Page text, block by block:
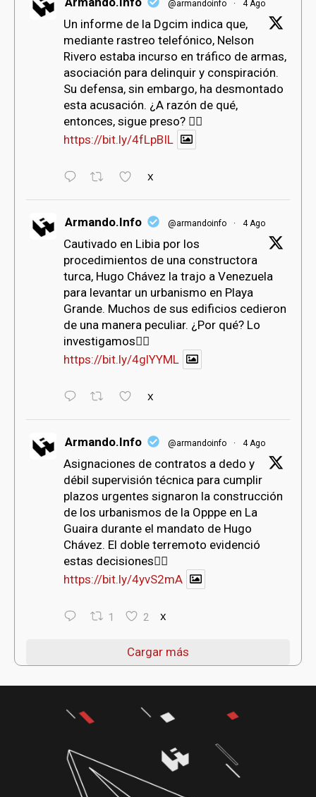
@armandoinfo · 4 Ago
Un informe de la Dgcim indica que,
mediante rastreo telefónico, Nelson
Rivero estaba incurso en tráfico de armas,
asociación para delinquir y conspiración.
Su defensa, sin embargo, ha desmontado
esta acusación. ¿A razón de qué,
entonces, sigue preso? 👇🏻
https://bit.ly/4fLpBIL
X
Armando.Info @armandoinfo · 4 Ago
Cautivado en Libia por los
procedimientos de una constructora
turca, Hugo Chávez la trajo a Venezuela
para levantar un urbanismo en Playa
Grande. Muchos de sus edificios cedieron
de una manera peculiar. ¿Por qué? Lo
investigamos👇🏻
https://bit.ly/4glYYML
X
Armando.Info @armandoinfo · 4 Ago
Asignaciones de contratos a dedo y
débil supervisión técnica para cumplir
plazos urgentes signaron la construcción
de los urbanismos de la Opppe en La
Guaira durante el mandato de Hugo
Chávez. El doble terremoto evidenció
estas decisiones👇🏻
https://bit.ly/4yvS2mA
1 2 X
Cargar más